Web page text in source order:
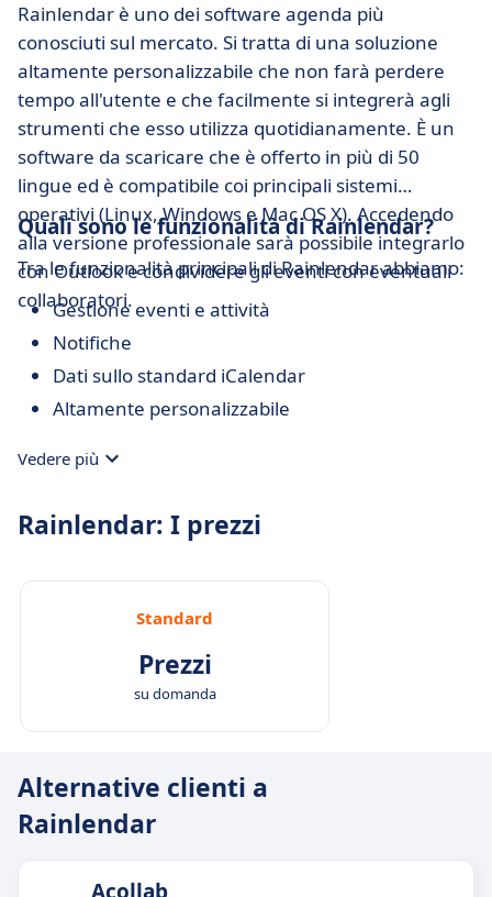
Rainlendar è uno dei software agenda più
conosciuti sul mercato. Si tratta di una soluzione
altamente personalizzabile che non farà perdere
tempo all'utente e che facilmente si integrerà agli
strumenti che esso utilizza quotidianamente. È un
software da scaricare che è offerto in più di 50
lingue ed è compatibile coi principali sistemi
operativi (Linux, Windows e Mac OS X). Accedendo
alla versione professionale sarà possibile integrarlo
con Outlook e condividere gli eventi con eventuali
collaboratori.
Quali sono le funzionalità di Rainlendar?
Tra le funzionalità principali di Rainlendar abbiamo:
Gestione eventi e attività
Notifiche
Dati sullo standard iCalendar
Altamente personalizzabile
Vedere più
Rainlendar: I prezzi
Standard
Prezzi
su domanda
Alternative clienti a
Rainlendar